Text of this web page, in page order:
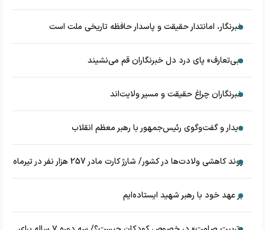
خبرنگار، امانتدار حقیقت و پاسدار حافظه تاریخی ملت است
«بی‌تعارف» پای درد دل خبرنگاران قم می‌نشیند
خبرنگاران چراغ حقیقت و مسیر ولایت‌اند
دیدار و گفت‌وگوی رئیس‌جمهور با رهبر معظم انقلاب
روند کاهشی ولادت‌ها در کشور/ شارژ کارت مادر 257 هزار نفر در تیرماه
بر عهد خود با رهبر شهید ایستاده‌ایم